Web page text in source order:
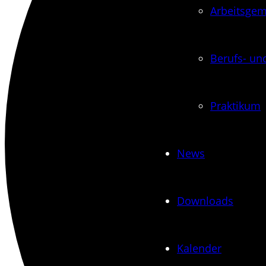
Berufs-
Praktikum
News
Downloads
Kalender